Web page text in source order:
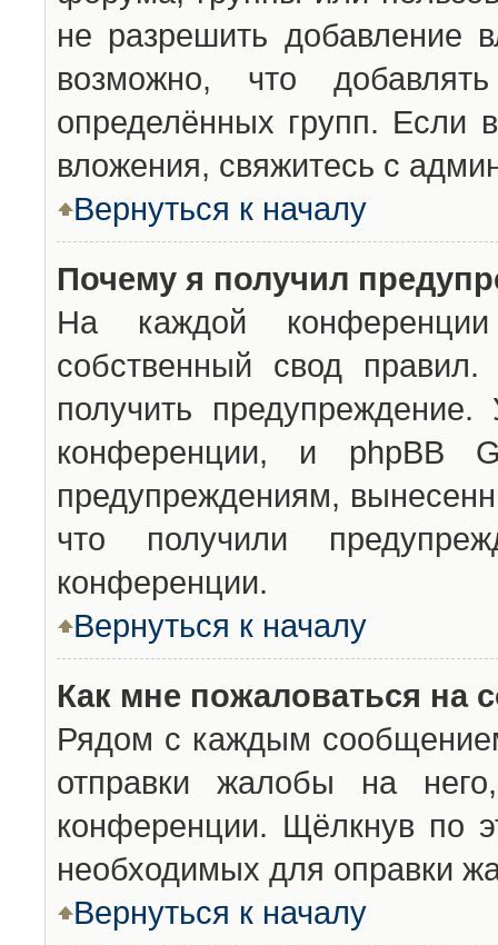
не разрешить добавление
возможно, что
определённых групп. Если
вложения, свяжитесь с
Вернуться к началу
Почему я получил
На каждой конференции
собственный свод
получить
конференции, и phpBB
предупреждениям,
что получили
конференции.
Вернуться к началу
Как мне пожаловаться на
Рядом с каждым
отправки жалобы на
конференции. Щёлкнув по
необходимых для оправки
Вернуться к началу